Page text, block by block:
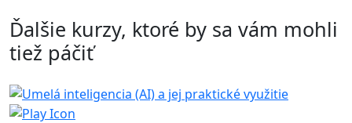
Ďalšie kurzy, ktoré by sa vám mohli
tiež páčiť